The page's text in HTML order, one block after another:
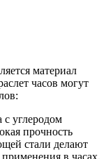
материал
часов могут
углеродом
прочность
стали делают